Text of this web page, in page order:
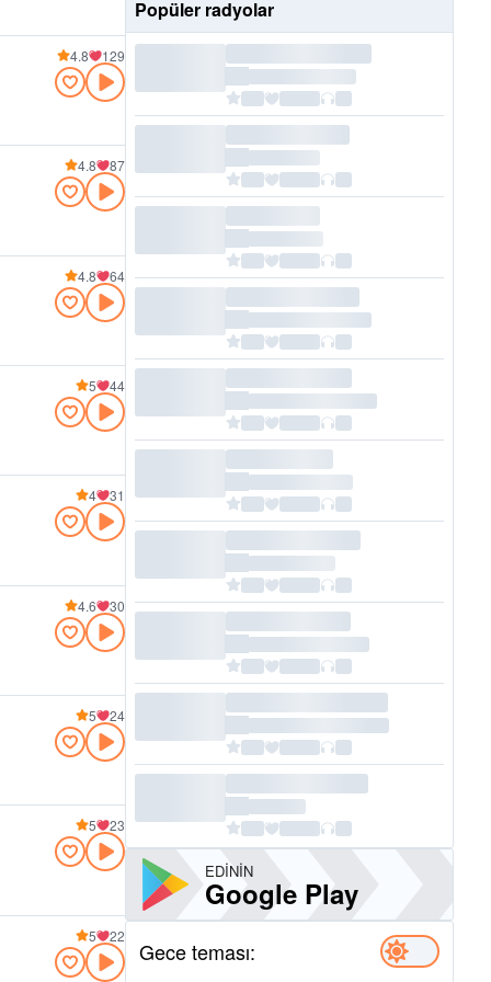
4.8 129
4.8 87
4.8 64
5 44
4 31
4.6 30
5 24
5 23
5 22
Popüler radyolar
EDININ
Google Play
Gece teması: